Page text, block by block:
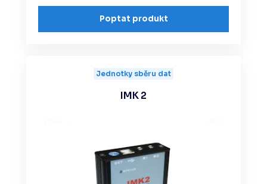
Poptat produkt
Jednotky sběru dat
IMK 2